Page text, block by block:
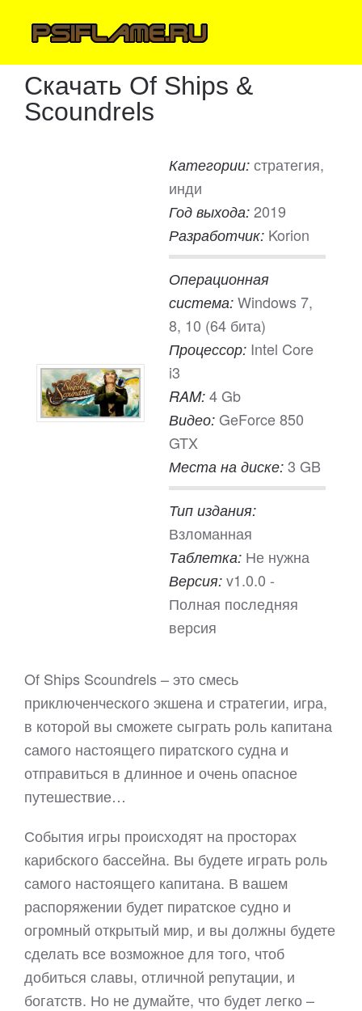
Скачать Of Ships &
Scoundrels
Категории: стратегия,
инди
Год выхода: 2019
Разработчик: Korion
Операционная
система: Windows 7,
8, 10 (64 бита)
Процессор: Intel Core
i3
RAM: 4 Gb
Видео: GeForce 850
GTX
Места на диске: 3 GB
Тип издания:
Взломанная
Таблетка: Не нужна
Версия: v1.0.0 -
Полная последняя
версия
Of Ships Scoundrels – это смесь
приключенческого экшена и стратегии, игра,
в которой вы сможете сыграть роль капитана
самого настоящего пиратского судна и
отправиться в длинное и очень опасное
путешествие…
События игры происходят на просторах
карибского бассейна. Вы будете играть роль
самого настоящего капитана. В вашем
распоряжении будет пиратское судно и
огромный открытый мир, и вы должны будете
сделать все возможное для того, чтоб
добиться славы, отличной репутации, и
богатств. Но не думайте, что будет легко –